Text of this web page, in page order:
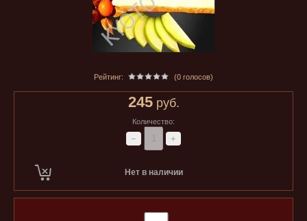
Рейтинг: (0 голосов)
245руб.
Количество:
− +
Нет в наличии